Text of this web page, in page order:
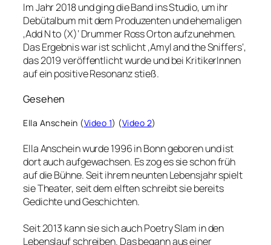
Im Jahr 2018 und ging die Band ins Studio, um ihr
Debütalbum mit dem Produzenten und ehemaligen
‚Add N to (X)‘ Drummer Ross Orton aufzunehmen.
Das Ergebnis war ist schlicht ‚Amyl and the Sniffers‘,
das 2019 veröffentlicht wurde und bei KritikerInnen
auf ein positive Resonanz stieß.
Gesehen
Ella Anschein (Video 1) (Video 2)
Ella Anschein wurde 1996 in Bonn geboren und ist
dort auch aufgewachsen. Es zog es sie schon früh
auf die Bühne. Seit ihrem neunten Lebensjahr spielt
sie Theater, seit dem elften schreibt sie bereits
Gedichte und Geschichten.
Seit 2013 kann sie sich auch Poetry Slam in den
Lebenslauf schreiben. Das begann aus einer